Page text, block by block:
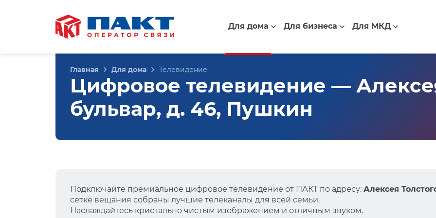
Для дома Для бизнеса Для МКД
Главная Для дома Телевидение
Цифровое телевидение —
бульвар, д. 46, Пушкин
Подключайте премиальное цифровое телевидение от ПАКТ по адресу: Алексея
сетке вещания собраны лучшие телеканалы для всей семьи.
Наслаждайтесь кристально чистым изображением и отличным звуком.